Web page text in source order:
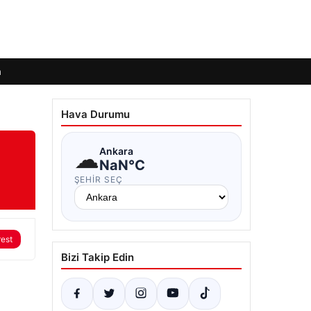
Hava Durumu
☁Ankara
NaN°C
ŞEHIR SEÇ
Bizi Takip Edin